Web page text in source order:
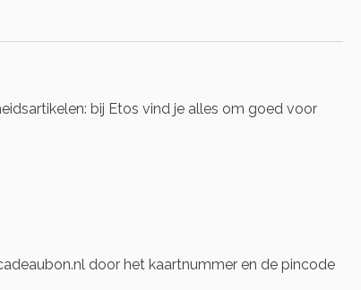
bij Etos vind je alles om goed voor
door het kaartnummer en de pincode